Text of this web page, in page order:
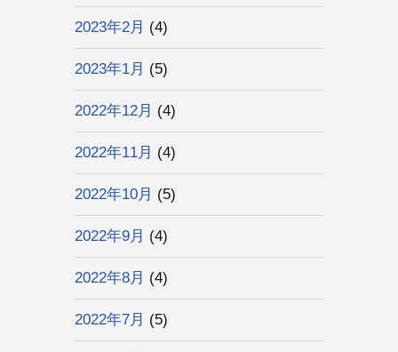
2023年2月 (4)
2023年1月 (5)
2022年12月 (4)
2022年11月 (4)
2022年10月 (5)
2022年9月 (4)
2022年8月 (4)
2022年7月 (5)